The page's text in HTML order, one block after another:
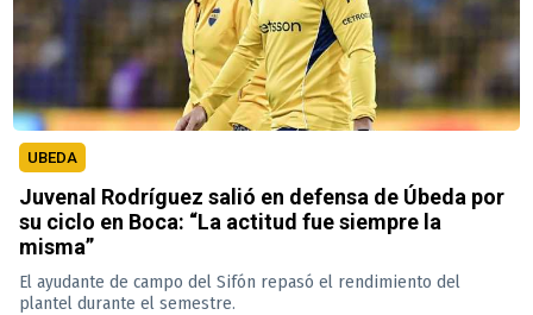
UBEDA
Juvenal Rodríguez salió en defensa de Úbeda por
su ciclo en Boca: “La actitud fue siempre la
misma”
El ayudante de campo del Sifón repasó el rendimiento del
plantel durante el semestre.